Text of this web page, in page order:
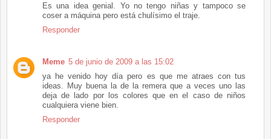
Es una idea genial. Yo no tengo niñas y tampoco se
coser a máquina pero está chulísimo el traje.
Responder
Meme 5 de junio de 2009 a las 15:02
ya he venido hoy día pero es que me atraes con tus
ideas. Muy buena la de la remera que a veces uno las
deja de lado por los colores que en el caso de niños
cualquiera viene bien.
Responder